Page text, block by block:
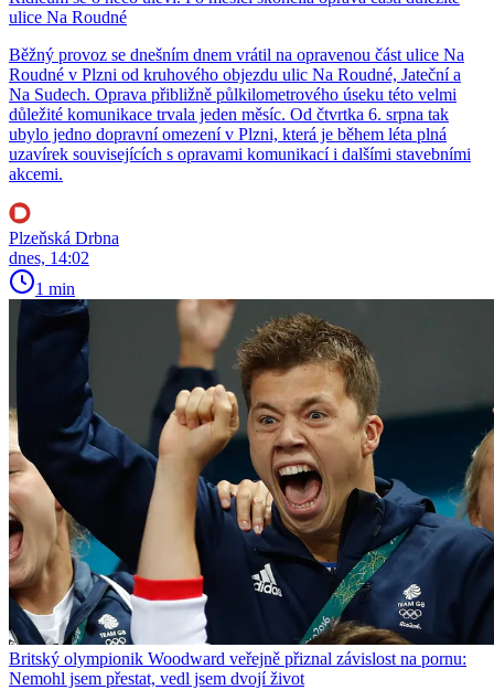
ulice Na Roudné
Běžný provoz se dnešním dnem vrátil na opravenou část ulice Na
Roudné v Plzni od kruhového objezdu ulic Na Roudné, Jateční a
Na Sudech. Oprava přibližně půlkilometrového úseku této velmi
důležité komunikace trvala jeden měsíc. Od čtvrtka 6. srpna tak
ubylo jedno dopravní omezení v Plzni, která je během léta plná
uzavírek souvisejících s opravami komunikací i dalšími stavebními
akcemi.
Plzeňská Drbna
dnes, 14:02
1 min
Britský olympionik Woodward veřejně přiznal závislost na pornu:
Nemohl jsem přestat, vedl jsem dvojí život